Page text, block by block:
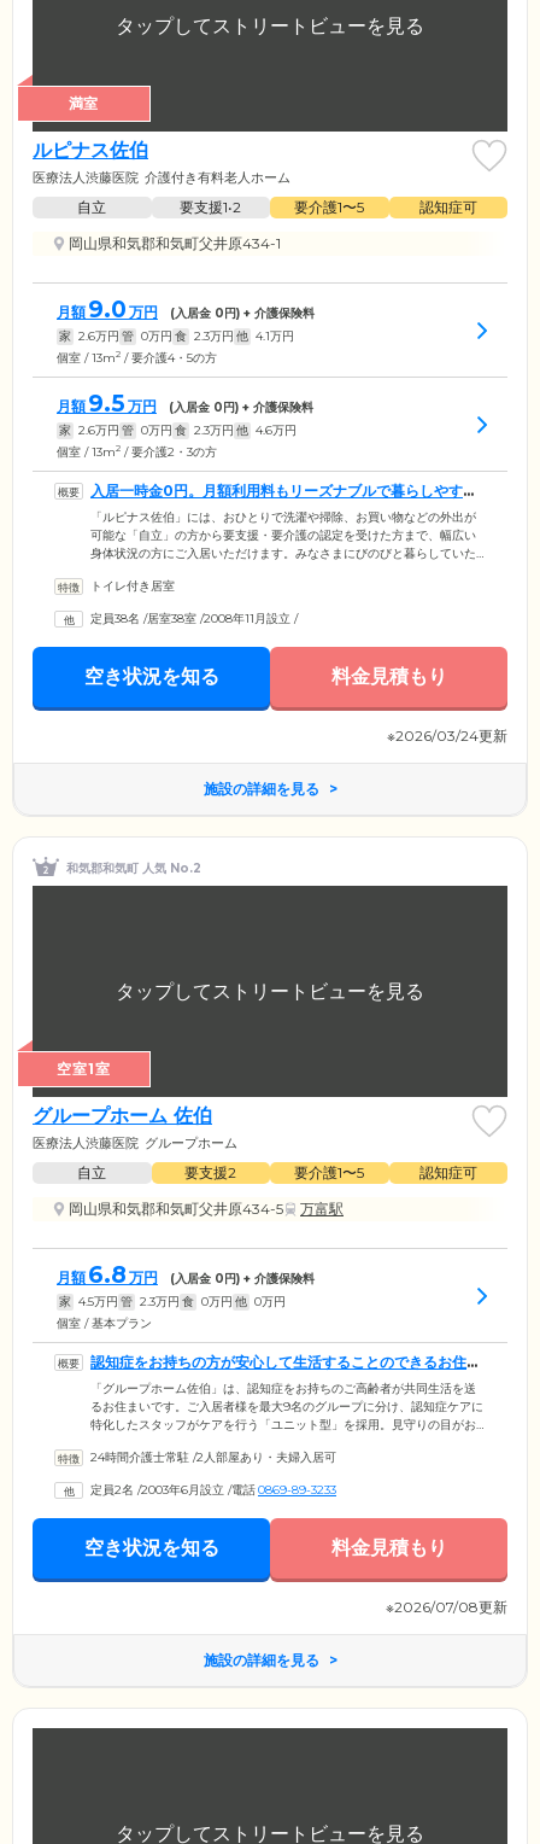
満室
ルピナス佐伯
医療法人渋藤医院 介護付き有料老人ホーム
自立 要支援1•2 要介護1〜5
認知症可
岡山県和気郡和気町父井原434-1
月額 9.0 万円 (入居金 0円) + 介護保険料
家 2.6万円 管 0万円 食 2.3万円 他 4.1万円
個室 / 13m2 / 要介護4・5の方
月額 9.5 万円 (入居金 0円) + 介護保険料
家 2.6万円 管 0万円 食 2.3万円 他 4.6万円
個室 / 13m2 / 要介護2・3の方
入居一時金0円。月額利用料もリーズナブルで暮らしやすい
お住まいです
「ルピナス佐伯」には、おひとりで洗濯や掃除、お買い物などの外出が
可能な「自立」の方から要支援・要介護の認定を受けた方まで、幅広い
身体状況の方にご入居いただけます。みなさまにびのびと暮らしていた
応じて介護サービスを利用しながら、ご自分のペースで生活を送ってい
かのご入居者様の目を気にすることなく、趣味に打ち込んだり、ゆっく
りと過ごすことができます。入居一時金は不要ですので、費用面でお悩
トイレ付き居室
定員38名 /居室38室 /2008年11月設立 /
空き状況を知る 料金見積もり
※2026/03/24更新
施設の詳細を見る
和気郡和気町 人気 No.2
空室1室
グループホーム 佐伯
医療法人渋藤医院 グループホーム
自立 要支援2 要介護1〜5
認知症可
岡山県和気郡和気町父井原434-5
万富駅
月額 6.8 万円 (入居金 0円) + 介護保険料
家 4.5万円 管 2.3万円 食 0万円 他 0万円
個室 / 基本プラン
認知症をお持ちの方が安心して生活することのできるお住ま
いです
「グループホーム佐伯」は、認知症をお持ちのご高齢者が共同生活を送
るお住まいです。ご入居者様を最大9名のグループに分け、認知症ケアに
特化したスタッフがケアを行う「ユニット型」を採用。見守りの目がお
います。環境の変化や、新しい人間関係を築くことに戸惑いを感じやす
にもつながります。館内は床に段差がなく、壁には手すりが設置された
バリアフリー構造。お体に不安のある方のつまずきや転倒を防ぎます。
24時間介護士常駐 /2人部屋あり・夫婦入居可
定員2名 /2003年6月設立 /電話0869-89-3233
空き状況を知る 料金見積もり
※2026/07/08更新
施設の詳細を見る